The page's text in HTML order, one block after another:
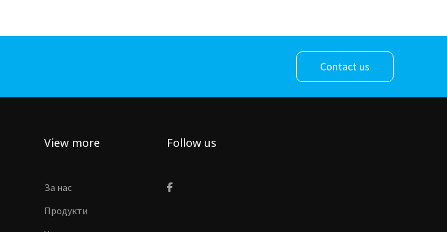
Contact us
View more
За нас
Продукти
Follow us